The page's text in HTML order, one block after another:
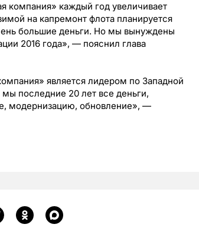
компания» каждый год увеличивает
на капремонт флота планируется
большие деньги. Но мы вынуждены
2016 года», — пояснил глава
является лидером по Западной
последние 20 лет все деньги,
модернизацию, обновление», —